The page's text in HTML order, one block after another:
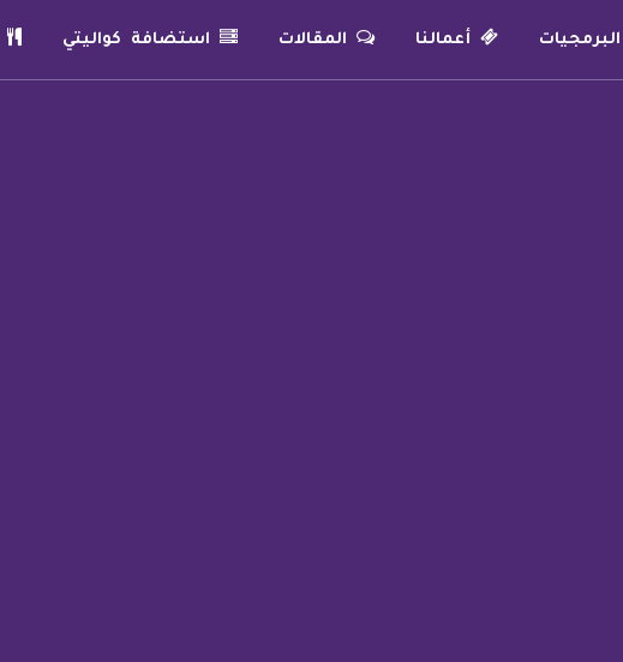
البرمجيات أعمالنا المقالات استضافة كواليتي